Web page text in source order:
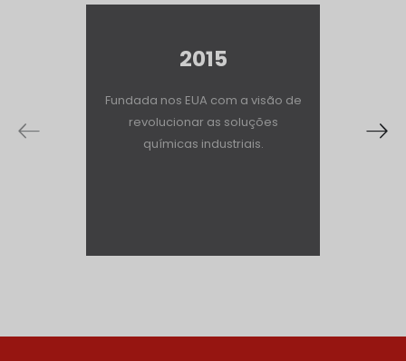
2015
Fundada nos EUA com a visão de
revolucionar as soluções
químicas industriais.